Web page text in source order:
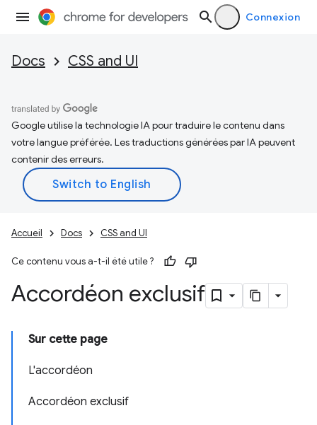
Connexion
Docs CSS and UI
Google utilise la technologie IA pour traduire le contenu dans
votre langue préférée. Les traductions générées par IA peuvent
contenir des erreurs.
Accueil Docs CSS and UI
Ce contenu vous a-t-il été utile ?
Accordéon exclusif
Sur cette page
L'accordéon
Accordéon exclusif